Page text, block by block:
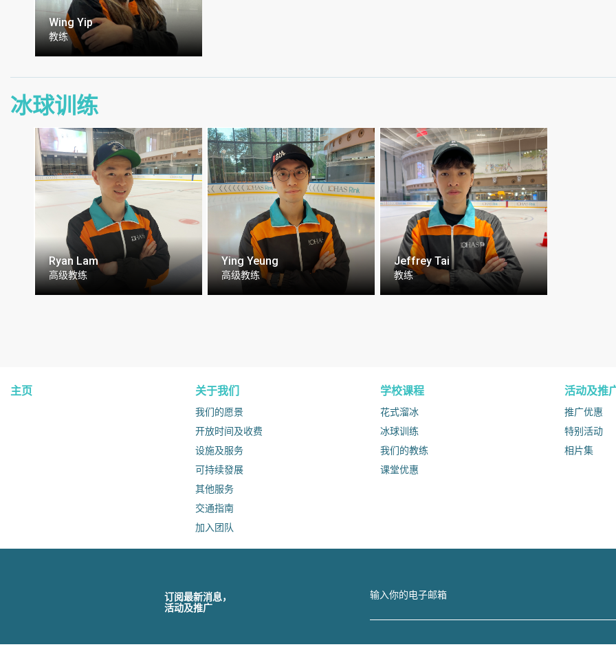
Wing Yip
教练
冰球训练
Ryan Lam
高级教练
Ying Yeung
高级教练
Jeffrey Tai
教练
主页 关于我们
我们的愿景
开放时间及收费
设施及服务
可持续發展
其他服务
交通指南
加入团队
学校课程
花式溜冰
冰球训练
我们的教练
课堂优惠
活动及推
推广优惠
特别活动
相片集
订阅最新消息，
活动及推广